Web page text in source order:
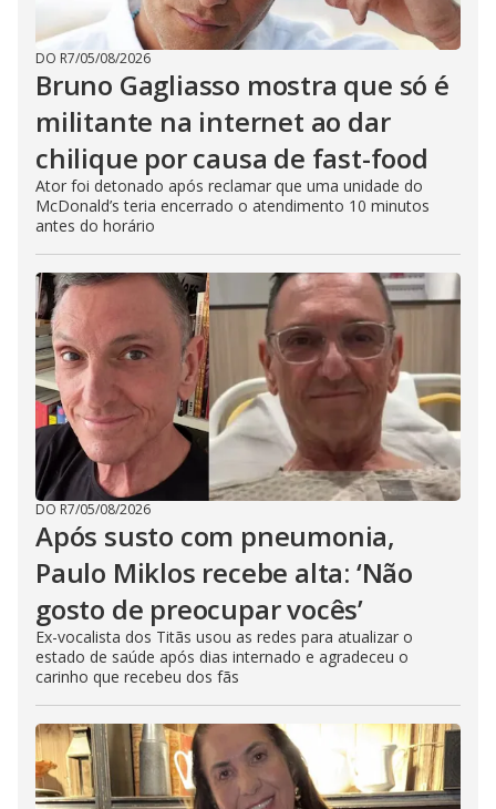
DO R7/05/08/2026
Bruno Gagliasso mostra que só é
militante na internet ao dar
chilique por causa de fast-food
Ator foi detonado após reclamar que uma unidade do
McDonald’s teria encerrado o atendimento 10 minutos
antes do horário
DO R7/05/08/2026
Após susto com pneumonia,
Paulo Miklos recebe alta: ‘Não
gosto de preocupar vocês’
Ex-vocalista dos Titãs usou as redes para atualizar o
estado de saúde após dias internado e agradeceu o
carinho que recebeu dos fãs